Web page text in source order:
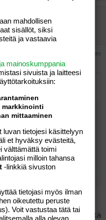
#9
klo 16:29 aleksia
kierroksessa.
kotiin tultiin ja kahden
suolisto-oireinen
muitakin ruoka-
Tyttö nyt 4-vee. Poika
maidottomalla
maidon tekevän tasan
Eli maidottomalla oon
heti seurauksena)
kai joskus mentävä
menee jo! Ilmoittelehan
teillä! esikoselle tuli
oireili. nyt ei kestä
mahdollisen
sisällöt, siksi
ja vastaavia
mainoskumppania
sivuista ja laitteesi
markkinointi
mittaaminen
tietojesi käsittelyyn
et hyväksy evästeitä,
välttämättä toimi
milloin tahansa
-linkkiä sivuston
tietojasi myös ilman
oikeutettu peruste
Voit vastustaa tätä tai
alla olevan